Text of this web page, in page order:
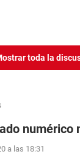
toda la
numérico
a las 18:31